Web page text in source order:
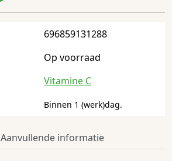
696859131288
Op voorraad
Vitamine C
Binnen 1 (werk)dag.
Aanvullende informatie